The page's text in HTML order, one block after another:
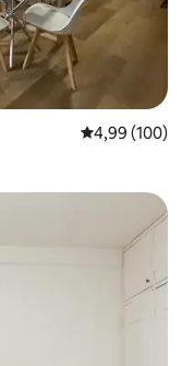
4,99 af 5 í
4,99 (100)